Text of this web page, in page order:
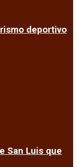
deportivo
San Luis que